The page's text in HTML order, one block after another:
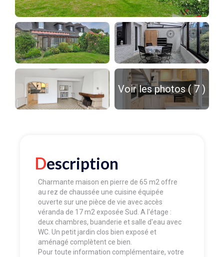
Voir les photos ( 7 )
Description
Charmante maison en pierre de 65 m2 offre
au rez de chaussée une cuisine équipée
ouverte sur une pièce de vie avec accès
véranda de 17 m2 exposée Sud. A l'étage :
deux chambres, buanderie et salle d'eau avec
WC. Un petit jardin clos bien exposé et
aménagé complètent ce bien.
Pour toute information complémentaire, votre